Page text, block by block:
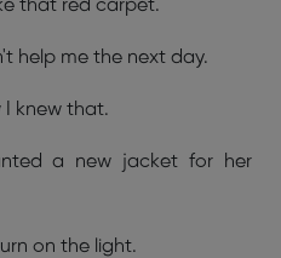
that red carpet.
help me the next day.
I knew that.
a new jacket for her
on the light.